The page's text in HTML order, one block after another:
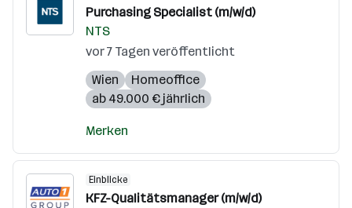
Purchasing Specialist (m/w/d)
NTS
vor 7 Tagen veröffentlicht
Wien
Homeoffice
ab 49.000 € jährlich
Merken
Einblicke
KFZ-Qualitätsmanager (m/w/d)